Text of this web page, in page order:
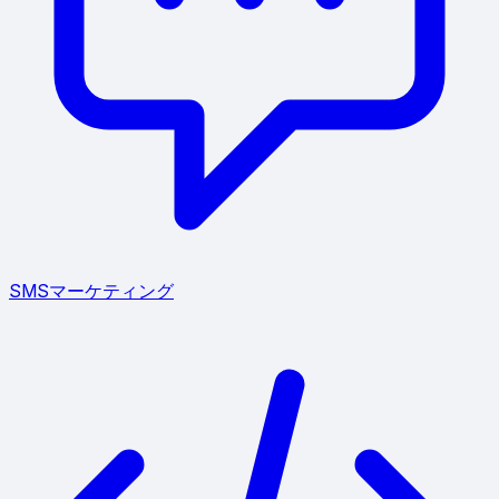
SMSマーケティング